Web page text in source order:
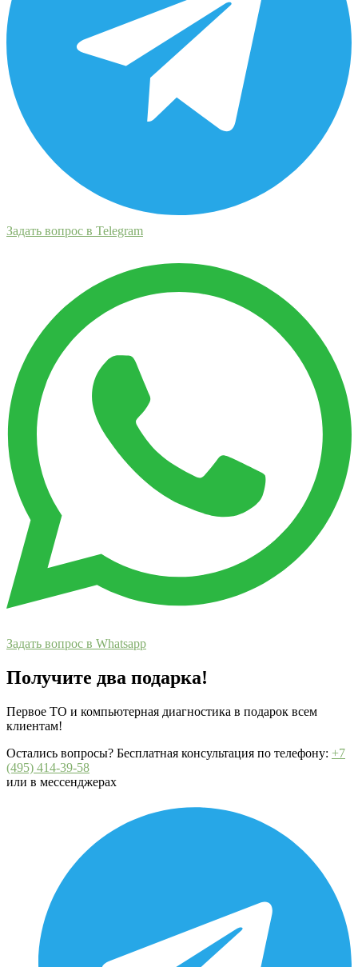
Задать вопрос в Telegram
Задать вопрос в Whatsapp
Получите два подарка!
Первое ТО и компьютерная диагностика в подарок всем
клиентам!
Остались вопросы? Бесплатная консультация по телефону: +7
(495) 414-39-58
или в мессенджерах